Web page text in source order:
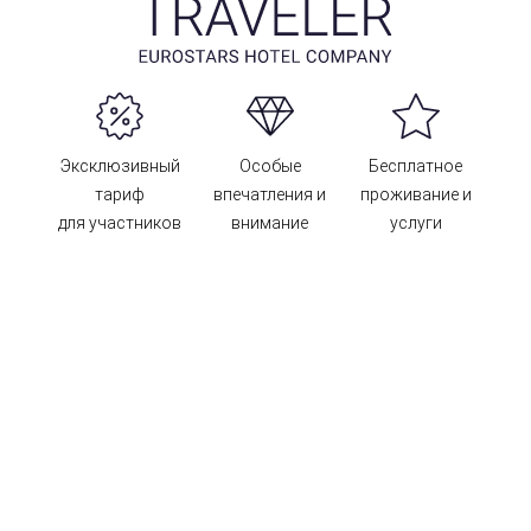
Эксклюзивный
тариф
для участников
Особые
впечатления и
внимание
Бесплатное
проживание и
услуги